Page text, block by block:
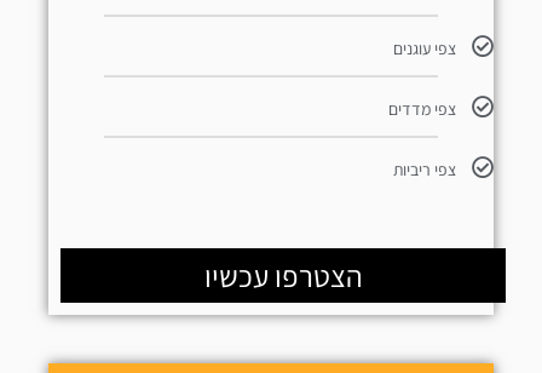
צפי עוגנים
צפי מדדים
צפי ריביות
הצטרפו עכשיו